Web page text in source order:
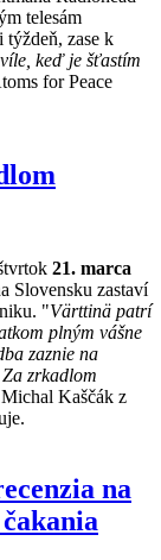
telesám
zase k
keď je šťastím
for Peace
21. marca
Slovensku zastaví
"Värttinä patrí
plným vášne
zaznie na
zrkadlom
Kaščák z
na